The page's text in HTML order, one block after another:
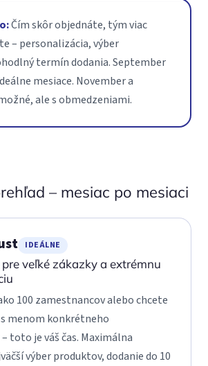
Čím skôr objednáte, tým viac
– personalizácia, výber
termín dodania. September
mesiace. November a
ale s obmedzeniami.
– mesiac po mesiaci
IDEÁLNE
veľké zákazky a extrémnu
100 zamestnancov alebo chcete
menom konkrétneho
toto je váš čas. Maximálna
výber produktov, dodanie do 10